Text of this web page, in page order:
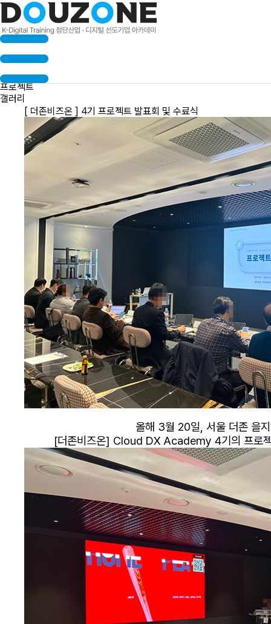
수료생 인터뷰
프로젝트
갤러리
[ 더존비즈온 ] 4기 프로젝트 발표회 및 수료식
올해 3월 20일, 서울 더존 을
[더존비즈온] Cloud DX Academy 4기의 프로